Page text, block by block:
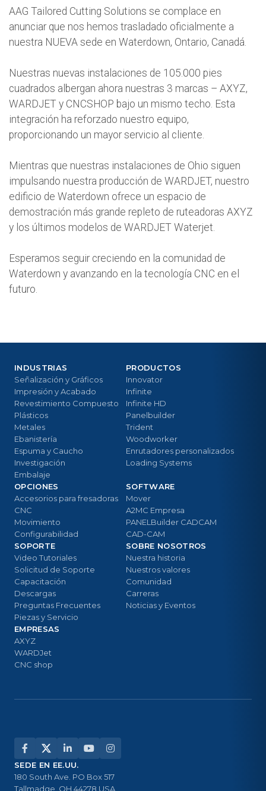
AAG Tailored Cutting Solutions se complace en
anunciar que nos hemos trasladado oficialmente a
nuestra NUEVA sede en Waterdown, Ontario, Canadá.
Nuestras nuevas instalaciones de 105.000 pies
cuadrados albergan ahora nuestras 3 marcas – AXYZ,
WARDJET y CNCSHOP bajo un mismo techo. Esta
integración ha reforzado nuestro equipo,
proporcionando un mayor servicio al cliente.
Mientras que nuestras instalaciones de Ohio siguen
impulsando nuestra producción de WARDJET, nuestro
edificio de Waterdown ofrece un espacio de
demostración más grande repleto de ruteadoras AXYZ
y los últimos modelos de WARDJET Waterjet.
Esperamos seguir creciendo en la comunidad de
Waterdown y avanzando en la tecnología CNC en el
futuro.
PRODUCTOS
Innovator
Infinite
Infinite HD
Panelbuilder
Trident
Woodworker
Enrutadores personalizados
Loading Systems
INDUSTRIAS
Señalización y Gráficos
Impresión y Acabado
Revestimiento Compuesto
Plásticos
Metales
Ebanistería
Espuma y Caucho
Investigación
Embalaje
OPCIONES
Accesorios para fresadoras
CNC
Movimiento
Configurabilidad
SOFTWARE
Mover
A2MC Empresa
PANELBuilder CADCAM
CAD-CAM
SOPORTE
Video Tutoriales
Solicitud de Soporte
Capacitación
Descargas
Preguntas Frecuentes
Piezas y Servicio
SOBRE NOSOTROS
Nuestra historia
Nuestros valores
Comunidad
Carreras
Noticias y Eventos
EMPRESAS
AXYZ
WARDJet
CNC shop
SEDE EN EE.UU.
180 South Ave. PO Box 517
Tallmadge, OH 44278 USA